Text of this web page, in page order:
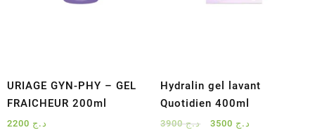
URIAGE GYN-PHY – GEL
FRAICHEUR 200ml
د.ج
Hydralin gel lavant
Quotidien 400ml
د.ج3900
Le
د.ج